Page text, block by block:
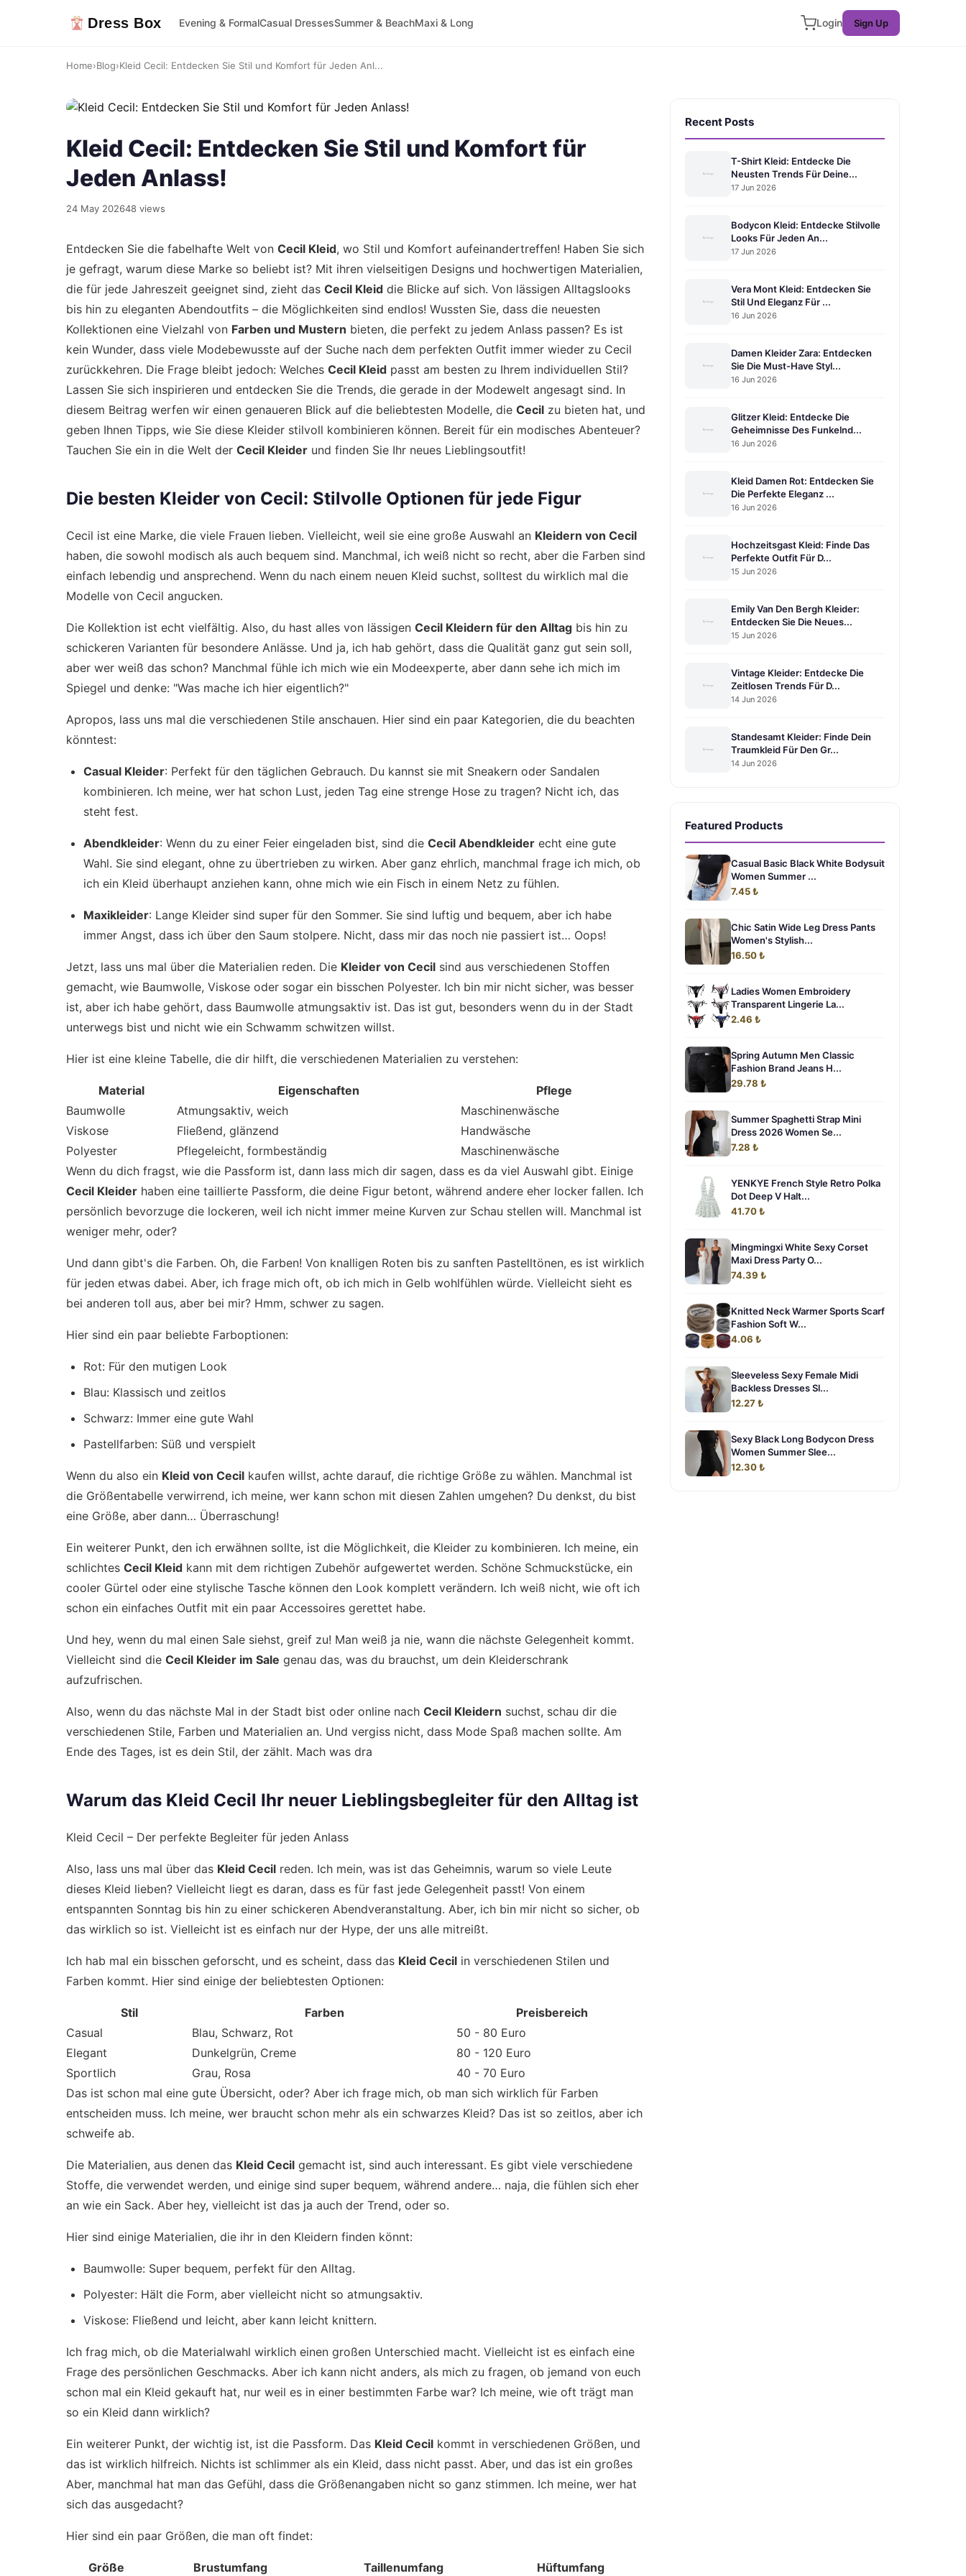
Dress Box Evening & FormalCasual DressesSummer & BeachMaxi & Long Login Sign Up
Home›Blog›Kleid Cecil: Entdecken Sie Stil und Komfort für Jeden Anl...
Kleid Cecil: Entdecken Sie Stil und Komfort für
Jeden Anlass!
24 May 202648 views
Entdecken Sie die fabelhafte Welt von Cecil Kleid, wo Stil und Komfort aufeinandertreffen! Haben Sie sich
je gefragt, warum diese Marke so beliebt ist? Mit ihren vielseitigen Designs und hochwertigen Materialien,
die für jede Jahreszeit geeignet sind, zieht das Cecil Kleid die Blicke auf sich. Von lässigen Alltagslooks
bis hin zu eleganten Abendoutfits – die Möglichkeiten sind endlos! Wussten Sie, dass die neuesten
Kollektionen eine Vielzahl von Farben und Mustern bieten, die perfekt zu jedem Anlass passen? Es ist
kein Wunder, dass viele Modebewusste auf der Suche nach dem perfekten Outfit immer wieder zu Cecil
zurückkehren. Die Frage bleibt jedoch: Welches Cecil Kleid passt am besten zu Ihrem individuellen Stil?
Lassen Sie sich inspirieren und entdecken Sie die Trends, die gerade in der Modewelt angesagt sind. In
diesem Beitrag werfen wir einen genaueren Blick auf die beliebtesten Modelle, die Cecil zu bieten hat, und
geben Ihnen Tipps, wie Sie diese Kleider stilvoll kombinieren können. Bereit für ein modisches Abenteuer?
Tauchen Sie ein in die Welt der Cecil Kleider und finden Sie Ihr neues Lieblingsoutfit!
Die besten Kleider von Cecil: Stilvolle Optionen für jede Figur
Cecil ist eine Marke, die viele Frauen lieben. Vielleicht, weil sie eine große Auswahl an Kleidern von Cecil
haben, die sowohl modisch als auch bequem sind. Manchmal, ich weiß nicht so recht, aber die Farben sind
einfach lebendig und ansprechend. Wenn du nach einem neuen Kleid suchst, solltest du wirklich mal die
Modelle von Cecil angucken.
Die Kollektion ist echt vielfältig. Also, du hast alles von lässigen Cecil Kleidern für den Alltag bis hin zu
schickeren Varianten für besondere Anlässe. Und ja, ich hab gehört, dass die Qualität ganz gut sein soll,
aber wer weiß das schon? Manchmal fühle ich mich wie ein Modeexperte, aber dann sehe ich mich im
Spiegel und denke: "Was mache ich hier eigentlich?"
Apropos, lass uns mal die verschiedenen Stile anschauen. Hier sind ein paar Kategorien, die du beachten
könntest:
Casual Kleider: Perfekt für den täglichen Gebrauch. Du kannst sie mit Sneakern oder Sandalen
kombinieren. Ich meine, wer hat schon Lust, jeden Tag eine strenge Hose zu tragen? Nicht ich, das
steht fest.
Abendkleider: Wenn du zu einer Feier eingeladen bist, sind die Cecil Abendkleider echt eine gute
Wahl. Sie sind elegant, ohne zu übertrieben zu wirken. Aber ganz ehrlich, manchmal frage ich mich, ob
ich ein Kleid überhaupt anziehen kann, ohne mich wie ein Fisch in einem Netz zu fühlen.
Maxikleider: Lange Kleider sind super für den Sommer. Sie sind luftig und bequem, aber ich habe
immer Angst, dass ich über den Saum stolpere. Nicht, dass mir das noch nie passiert ist… Oops!
Jetzt, lass uns mal über die Materialien reden. Die Kleider von Cecil sind aus verschiedenen Stoffen
gemacht, wie Baumwolle, Viskose oder sogar ein bisschen Polyester. Ich bin mir nicht sicher, was besser
ist, aber ich habe gehört, dass Baumwolle atmungsaktiv ist. Das ist gut, besonders wenn du in der Stadt
unterwegs bist und nicht wie ein Schwamm schwitzen willst.
Hier ist eine kleine Tabelle, die dir hilft, die verschiedenen Materialien zu verstehen:
Material Eigenschaften
Pflege
Baumwolle
Atmungsaktiv, weich
Maschinenwäsche
Viskose
Fließend, glänzend
Handwäsche
Polyester
Pflegeleicht, formbeständig
Maschinenwäsche
Wenn du dich fragst, wie die Passform ist, dann lass mich dir sagen, dass es da viel Auswahl gibt. Einige
Cecil Kleider haben eine taillierte Passform, die deine Figur betont, während andere eher locker fallen. Ich
persönlich bevorzuge die lockeren, weil ich nicht immer meine Kurven zur Schau stellen will. Manchmal ist
weniger mehr, oder?
Und dann gibt's die Farben. Oh, die Farben! Von knalligen Roten bis zu sanften Pastelltönen, es ist wirklich
für jeden etwas dabei. Aber, ich frage mich oft, ob ich mich in Gelb wohlfühlen würde. Vielleicht sieht es
bei anderen toll aus, aber bei mir? Hmm, schwer zu sagen.
Hier sind ein paar beliebte Farboptionen:
Rot: Für den mutigen Look
Blau: Klassisch und zeitlos
Schwarz: Immer eine gute Wahl
Pastellfarben: Süß und verspielt
Wenn du also ein Kleid von Cecil kaufen willst, achte darauf, die richtige Größe zu wählen. Manchmal ist
die Größentabelle verwirrend, ich meine, wer kann schon mit diesen Zahlen umgehen? Du denkst, du bist
eine Größe, aber dann… Überraschung!
Ein weiterer Punkt, den ich erwähnen sollte, ist die Möglichkeit, die Kleider zu kombinieren. Ich meine, ein
schlichtes Cecil Kleid kann mit dem richtigen Zubehör aufgewertet werden. Schöne Schmuckstücke, ein
cooler Gürtel oder eine stylische Tasche können den Look komplett verändern. Ich weiß nicht, wie oft ich
schon ein einfaches Outfit mit ein paar Accessoires gerettet habe.
Und hey, wenn du mal einen Sale siehst, greif zu! Man weiß ja nie, wann die nächste Gelegenheit kommt.
Vielleicht sind die Cecil Kleider im Sale genau das, was du brauchst, um dein Kleiderschrank
aufzufrischen.
Also, wenn du das nächste Mal in der Stadt bist oder online nach Cecil Kleidern suchst, schau dir die
verschiedenen Stile, Farben und Materialien an. Und vergiss nicht, dass Mode Spaß machen sollte. Am
Ende des Tages, ist es dein Stil, der zählt. Mach was dra
Warum das Kleid Cecil Ihr neuer Lieblingsbegleiter für den Alltag ist
Kleid Cecil – Der perfekte Begleiter für jeden Anlass
Also, lass uns mal über das Kleid Cecil reden. Ich mein, was ist das Geheimnis, warum so viele Leute
dieses Kleid lieben? Vielleicht liegt es daran, dass es für fast jede Gelegenheit passt! Von einem
entspannten Sonntag bis hin zu einer schickeren Abendveranstaltung. Aber, ich bin mir nicht so sicher, ob
das wirklich so ist. Vielleicht ist es einfach nur der Hype, der uns alle mitreißt.
Ich hab mal ein bisschen geforscht, und es scheint, dass das Kleid Cecil in verschiedenen Stilen und
Farben kommt. Hier sind einige der beliebtesten Optionen:
Stil Farben
Preisbereich
Casual
Blau, Schwarz, Rot
50 - 80 Euro
Elegant
Dunkelgrün, Creme
80 - 120 Euro
Sportlich
Grau, Rosa
40 - 70 Euro
Das ist schon mal eine gute Übersicht, oder? Aber ich frage mich, ob man sich wirklich für Farben
entscheiden muss. Ich meine, wer braucht schon mehr als ein schwarzes Kleid? Das ist so zeitlos, aber ich
schweife ab.
Die Materialien, aus denen das Kleid Cecil gemacht ist, sind auch interessant. Es gibt viele verschiedene
Stoffe, die verwendet werden, und einige sind super bequem, während andere… naja, die fühlen sich eher
an wie ein Sack. Aber hey, vielleicht ist das ja auch der Trend, oder so.
Hier sind einige Materialien, die ihr in den Kleidern finden könnt:
Baumwolle: Super bequem, perfekt für den Alltag.
Polyester: Hält die Form, aber vielleicht nicht so atmungsaktiv.
Viskose: Fließend und leicht, aber kann leicht knittern.
Ich frag mich, ob die Materialwahl wirklich einen großen Unterschied macht. Vielleicht ist es einfach eine
Frage des persönlichen Geschmacks. Aber ich kann nicht anders, als mich zu fragen, ob jemand von euch
schon mal ein Kleid gekauft hat, nur weil es in einer bestimmten Farbe war? Ich meine, wie oft trägt man
so ein Kleid dann wirklich?
Ein weiterer Punkt, der wichtig ist, ist die Passform. Das Kleid Cecil kommt in verschiedenen Größen, und
das ist wirklich hilfreich. Nichts ist schlimmer als ein Kleid, dass nicht passt. Aber, und das ist ein großes
Aber, manchmal hat man das Gefühl, dass die Größenangaben nicht so ganz stimmen. Ich meine, wer hat
sich das ausgedacht?
Hier sind ein paar Größen, die man oft findet:
Größe Brustumfang Taillenumfang Hüftumfang
Recent Posts
T-Shirt Kleid: Entdecke Die
Neusten Trends Für Deine...
17 Jun 2026
Bodycon Kleid: Entdecke Stilvolle
Looks Für Jeden An...
17 Jun 2026
Vera Mont Kleid: Entdecken Sie
Stil Und Eleganz Für ...
16 Jun 2026
Damen Kleider Zara: Entdecken
Sie Die Must-Have Styl...
16 Jun 2026
Glitzer Kleid: Entdecke Die
Geheimnisse Des Funkelnd...
16 Jun 2026
Kleid Damen Rot: Entdecken Sie
Die Perfekte Eleganz ...
16 Jun 2026
Hochzeitsgast Kleid: Finde Das
Perfekte Outfit Für D...
15 Jun 2026
Emily Van Den Bergh Kleider:
Entdecken Sie Die Neues...
15 Jun 2026
Vintage Kleider: Entdecke Die
Zeitlosen Trends Für D...
14 Jun 2026
Standesamt Kleider: Finde Dein
Traumkleid Für Den Gr...
14 Jun 2026
Featured Products
Casual Basic Black White Bodysuit
Women Summer ...
7.45 ₺
Chic Satin Wide Leg Dress Pants
Women's Stylish...
16.50 ₺
Ladies Women Embroidery
Transparent Lingerie La...
2.46 ₺
Spring Autumn Men Classic
Fashion Brand Jeans H...
29.78 ₺
Summer Spaghetti Strap Mini
Dress 2026 Women Se...
7.28 ₺
YENKYE French Style Retro Polka
Dot Deep V Halt...
41.70 ₺
Mingmingxi White Sexy Corset
Maxi Dress Party O...
74.39 ₺
Knitted Neck Warmer Sports Scarf
Fashion Soft W...
4.06 ₺
Sleeveless Sexy Female Midi
Backless Dresses Sl...
12.27 ₺
Sexy Black Long Bodycon Dress
Women Summer Slee...
12.30 ₺